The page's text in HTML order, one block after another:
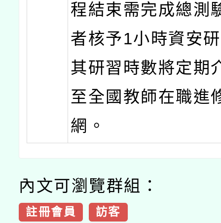
程結束需完成總測
者核予1小時資安
其研習時數將定期
至全國教師在職進
網。
內文可瀏覽群組：
註冊會員 訪客